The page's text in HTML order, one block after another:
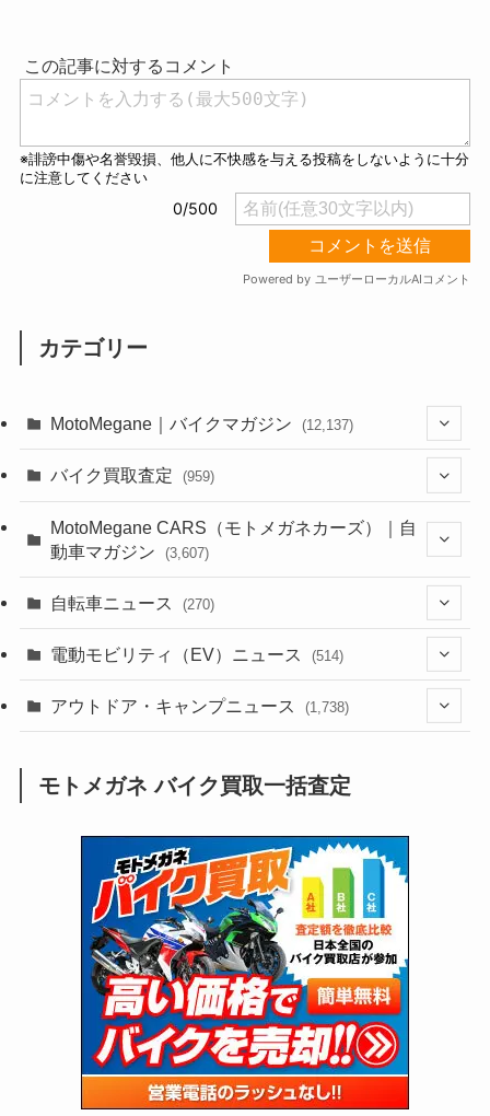
カテゴリー
MotoMegane｜バイクマガジン (12,137)
(44)
(1,243)
(639)
(118)
(60)
(31)
(51)
(34)
(5)
(12)
(64)
(109)
(252)
(38)
(24)
(16)
(25)
(24)
(47)
(15)
(5)
(249)
(64)
(16)
(62)
(4)
(6)
(17)
(5)
(306)
(6,957)
(2,473)
(249)
(1,226)
(12)
(131)
(38)
(131)
(167)
(85)
(21)
(61)
(171)
(98)
(13)
(60)
(274)
(171)
(38)
(47)
(59)
(66)
(16)
(141)
(255)
(204)
(1,142)
(166)
(23)
(33)
(34)
(35)
(41)
(415)
(16)
バイク買取査定 (959)
(352)
MotoMegane CARS（モトメガネカーズ）｜自
動車マガジン
(3,607)
(186)
(137)
(74)
(2,744)
(126)
(170)
自転車ニュース (270)
(54)
(211)
電動モビリティ（EV）ニュース (514)
(132)
(171)
(118)
(27)
アウトドア・キャンプニュース (1,738)
(1,605)
(147)
(13)
(19)
(12)
(16)
モトメガネ バイク買取一括査定